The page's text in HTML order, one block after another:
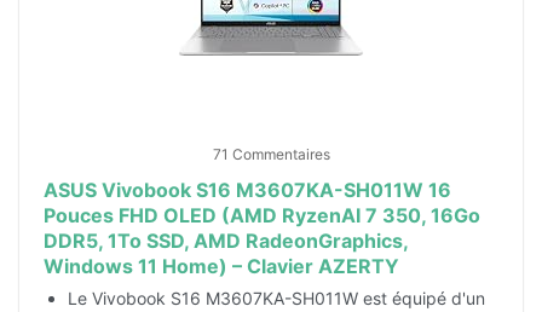
71 Commentaires
ASUS Vivobook S16 M3607KA-SH011W 16
Pouces FHD OLED (AMD RyzenAI 7 350, 16Go
DDR5, 1To SSD, AMD RadeonGraphics,
Windows 11 Home) – Clavier AZERTY
Le Vivobook S16 M3607KA-SH011W est équipé d'un